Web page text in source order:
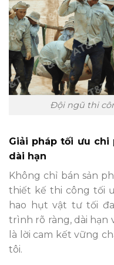
Đội ngũ thi
Giải pháp tối ưu chi
dài hạn
Không chỉ bán sản
thiết kế thi công tối
hao hụt vật tư tối
trình rõ ràng, dài hạn
là lời cam kết vững
tôi.